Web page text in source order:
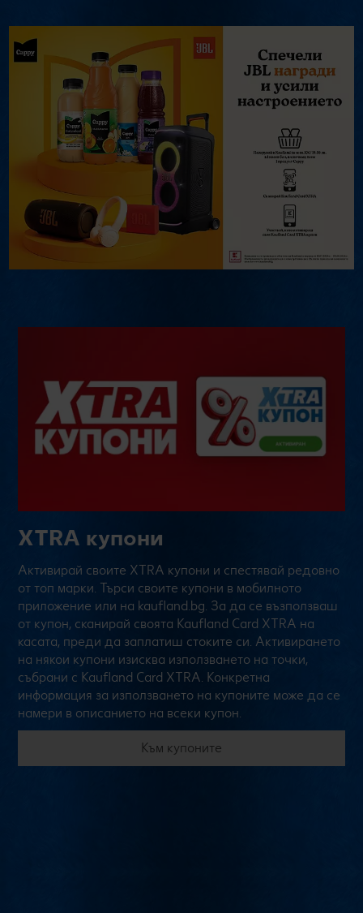
XTRA купони
Активирай своите XTRA купони и спестявай редовно
от топ марки. Търси своите купони в мобилното
приложение или на kaufland.bg. За да се възползваш
от купон, сканирай своята Kaufland Card XTRA на
касата, преди да заплатиш стоките си. Активирането
на някои купони изисква използването на точки,
събрани с Kaufland Card XTRA. Конкретна
информация за използването на купоните може да се
намери в описанието на всеки купон.
Към купоните